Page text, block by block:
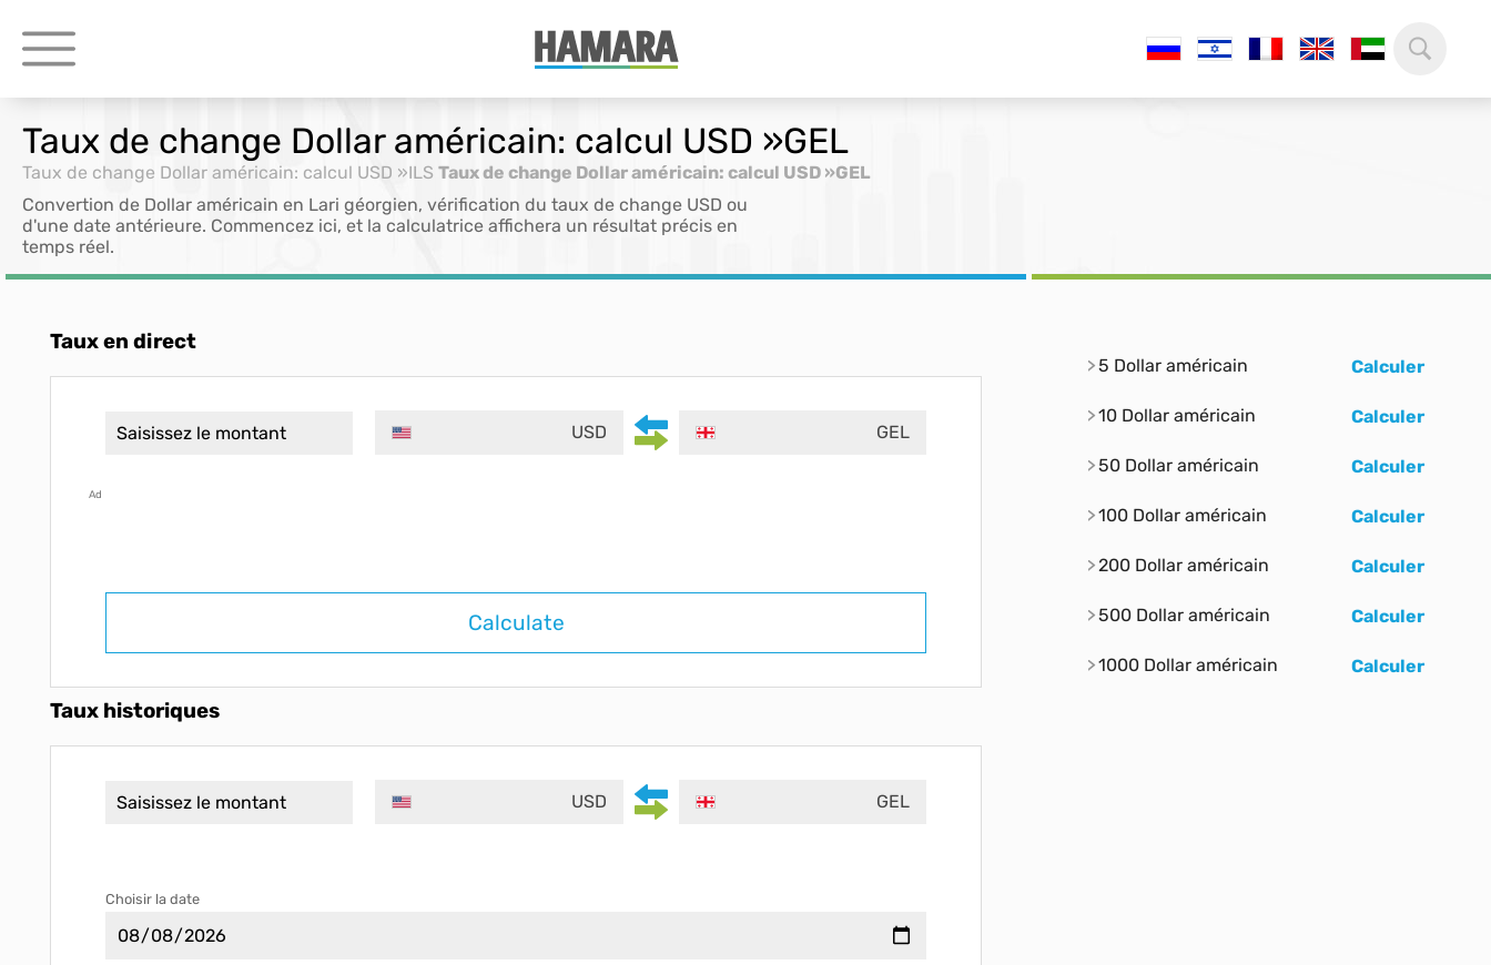
Taux de change Dollar américain: calcul USD »GEL
Taux de change Dollar américain: calcul USD »ILS Taux de change Dollar américain: calcul USD »GEL
Convertion de Dollar américain en Lari géorgien, vérification du taux de change USD ou
d'une date antérieure. Commencez ici, et la calculatrice affichera un résultat précis en
temps réel.
Taux en direct
USD GEL
Ad
Calculate
Taux historiques
USD GEL
Choisir la date
5 Dollar américain Calculer
10 Dollar américain Calculer
50 Dollar américain Calculer
100 Dollar américain Calculer
200 Dollar américain Calculer
500 Dollar américain Calculer
1000 Dollar américain Calculer